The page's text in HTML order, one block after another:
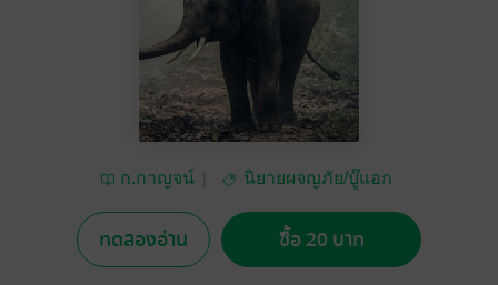
ก.กาญจน์
นิยายผจญภัย/บู๊แอก
ทดลองอ่าน ซื้อ 20 บาท